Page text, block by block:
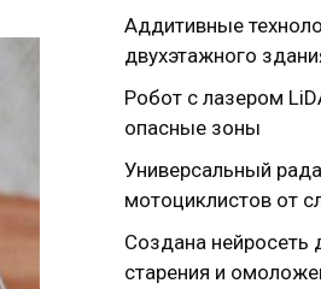
Аддитивные
двухэтажного
Робот с лазером
опасные зоны
Универсальный
мотоциклистов от
Создана нейросеть
старения и